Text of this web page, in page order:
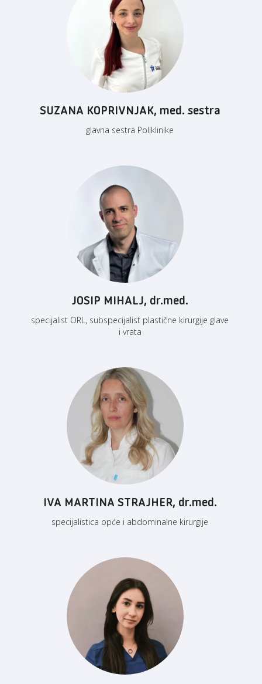
SUZANA KOPRIVNJAK, med. sestra
glavna sestra Poliklinike
JOSIP MIHALJ, dr.med.
specijalist ORL, subspecijalist plastične kirurgije glave
i vrata
IVA MARTINA STRAJHER, dr.med.
specijalistica opće i abdominalne kirurgije